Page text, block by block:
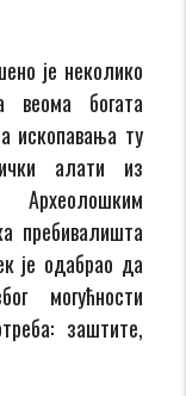
је неколико
веома богата
ископавања ту
алати из
пребивалишта
је одабрао да
могућности
заштите,